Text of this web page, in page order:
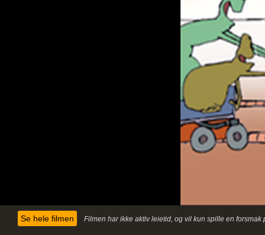
Se hele filmen Filmen har ikke aktiv leietid, og vil kun spille en forsmak